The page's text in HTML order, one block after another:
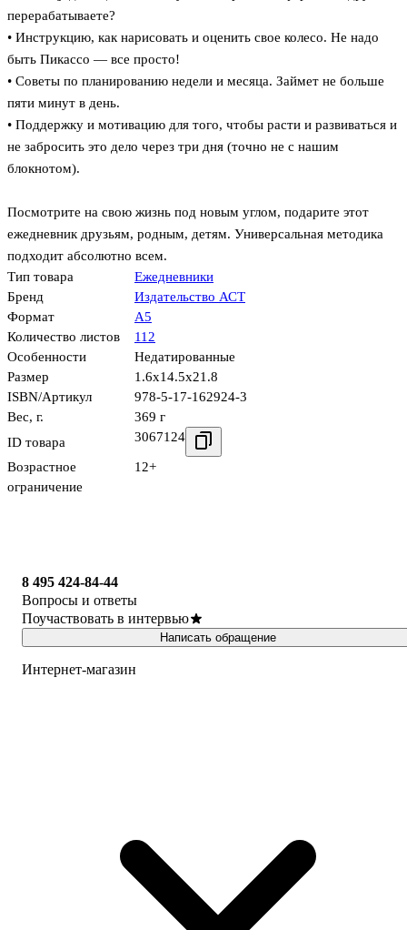
перерабатываете?
• Инструкцию, как нарисовать и оценить свое колесо. Не надо
быть Пикассо — все просто!
• Советы по планированию недели и месяца. Займет не больше
пяти минут в день.
• Поддержку и мотивацию для того, чтобы расти и развиваться и
не забросить это дело через три дня (точно не с нашим
блокнотом).
Посмотрите на свою жизнь под новым углом, подарите этот
ежедневник друзьям, родным, детям. Универсальная методика
подходит абсолютно всем.
Тип товара
Ежедневники
Бренд
Издательство АСТ
Формат
А5
Количество листов
112
Особенности
Недатированные
Размер
1.6x14.5x21.8
ISBN/Артикул
978-5-17-162924-3
Вес, г.
369 г
ID товара
3067124
Возрастное
ограничение
12+
8 495 424-84-44
Вопросы и ответы
Поучаствовать в интервью
Написать обращение
Интернет-магазин